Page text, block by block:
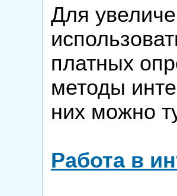
Для
платных
методы
них можно
Работа в